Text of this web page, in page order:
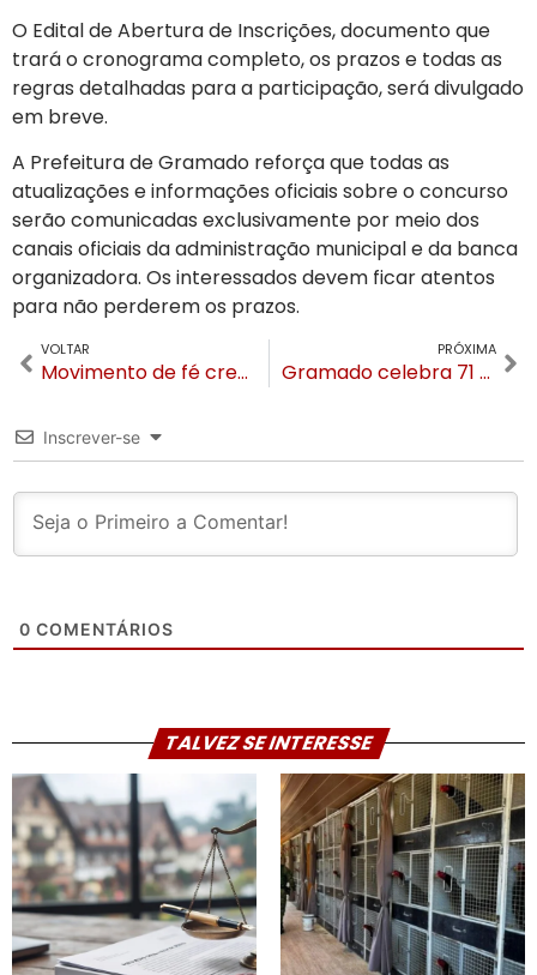
O Edital de Abertura de Inscrições, documento que
trará o cronograma completo, os prazos e todas as
regras detalhadas para a participação, será divulgado
em breve.
A Prefeitura de Gramado reforça que todas as
atualizações e informações oficiais sobre o concurso
serão comunicadas exclusivamente por meio dos
canais oficiais da administração municipal e da banca
organizadora. Os interessados devem ficar atentos
para não perderem os prazos.
VOLTAR
Movimento de fé cresce na serra gaúcha: Avivavilla realiza última edição de 2025 da ExpoHub em Gramado
PRÓXIMA
Gramado celebra 71 anos e 40 anos do Natal Luz com noite de grandes homenagens
Inscrever-se
0 COMENTÁRIOS
TALVEZ SE INTERESSE